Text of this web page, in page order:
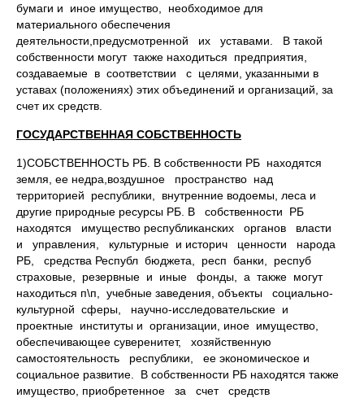
бумаги и иное имущество, необходимое для
материального обеспечения
деятельности,предусмотренной их уставами. В такой
собственности могут также находиться предприятия,
создаваемые в соответствии с целями, указанными в
уставах (положениях) этих объединений и организаций, за
счет их средств.
ГОСУДАРСТВЕННАЯ СОБСТВЕННОСТЬ
1)СОБСТВЕННОСТЬ РБ. В собственности РБ находятся
земля, ее недра,воздушное пространство над
территорией республики, внутренние водоемы, леса и
другие природные ресурсы РБ. В собственности РБ
находятся имущество республиканских органов власти
и управления, культурные и историч ценности народа
РБ, средства Республ бюджета, респ банки, респуб
страховые, резервные и иные фонды, а также могут
находиться п\п, учебные заведения, объекты социально-
культурной сферы, научно-исследовательские и
проектные институты и организации, иное имущество,
обеспечивающее суверенитет, хозяйственную
самостоятельность республики, ее экономическое и
социальное развитие. В собственности РБ находятся также
имущество, приобретенное за счет средств